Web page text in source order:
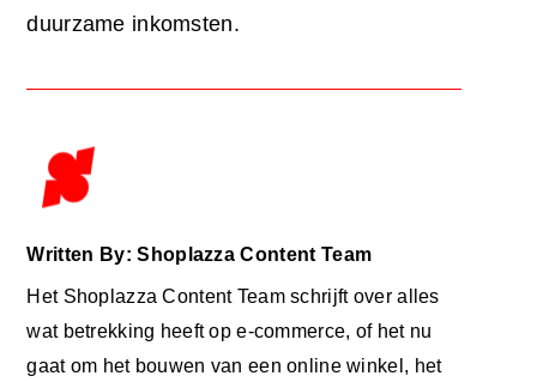
duurzame inkomsten.
Written By: Shoplazza Content Team
Het Shoplazza Content Team schrijft over alles
wat betrekking heeft op e-commerce, of het nu
gaat om het bouwen van een online winkel, het